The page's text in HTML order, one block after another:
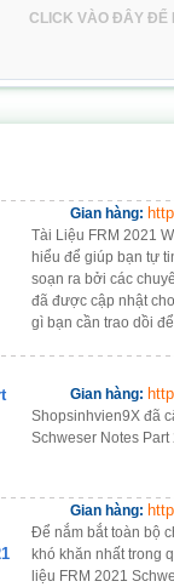
CLICK VÀO ĐÂY ĐỂ
Gian hàng:
Tài Liệu FRM 2021
hiểu để giúp bạn tự
soạn ra bởi các
đã được cập nhật
gì bạn cần trao dồi
Gian hàng:
Shopsinhvien9X đã
Schweser Notes
Gian hàng:
Để nắm bắt toàn bộ
khó khăn nhất trong
liệu FRM 2021